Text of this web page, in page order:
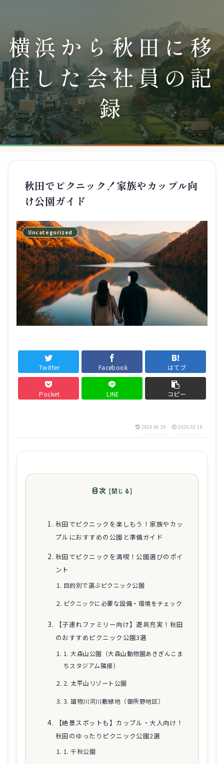
横浜から秋田に移
住した会社員の記
録
秋田でピクニック！家族やカップル向
け公園ガイド
Uncategorized
Twitter Facebook はてブ
Pocket LINE コピー
2026.06.26 2026.02.19
目次
秋田でピクニックを楽しもう！家族やカッ
プルにおすすめの公園と準備ガイド
秋田でピクニックを満喫！公園選びのポイ
ント
目的別で選ぶピクニック公園
ピクニックに必要な設備・環境をチェック
【子連れファミリー向け】遊具充実！秋田
のおすすめピクニック公園3選
1. 大森山公園（大森山動物園あきぎんこま
ちスタジアム隣接）
2. 太平山リゾート公園
3. 雄物川河川敷緑地（御所野地区）
【絶景スポットも】カップル・大人向け！
秋田のゆったりピクニック公園2選
1. 千秋公園